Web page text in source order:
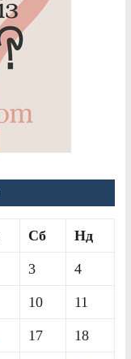
Сб Нд
3 4
10 11
17 18